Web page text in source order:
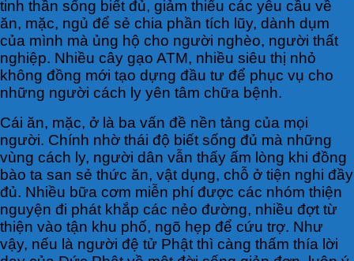
tinh thần sống biết đủ, giảm thiểu các yêu cầu về
ăn, mặc, ngủ để sẻ chia phần tích lũy, dành dụm
của mình mà ủng hộ cho người nghèo, người thất
nghiệp. Nhiều cây gạo ATM, nhiều siêu thị nhỏ
không đồng mới tạo dựng đầu tư để phục vụ cho
những người cách ly yên tâm chữa bệnh.
Cái ăn, mặc, ở là ba vấn đề nền tảng của mọi
người. Chính nhờ thái độ biết sống đủ mà những
vùng cách ly, người dân vẫn thấy ấm lòng khi đồng
bào ta san sẻ thức ăn, vật dụng, chỗ ở tiện nghi đầy
đủ. Nhiều bữa cơm miễn phí được các nhóm thiện
nguyện đi phát khắp các nẻo đường, nhiều đợt từ
thiện vào tận khu phố, ngõ hẹp để cứu trợ. Như
vậy, nếu là người đệ tử Phật thì càng thấm thía lời